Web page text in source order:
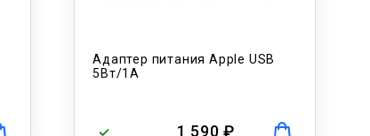
Адаптер питания Apple USB
5Вт/1A
1 590 ₽